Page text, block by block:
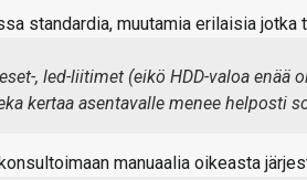
standardia, muutamia erilaisia jotka
, led-liitimet (eikö HDD-valoa enää
kertaa asentavalle menee helposti
manuaalia oikeasta